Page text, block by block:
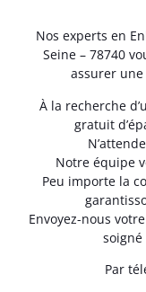
Nos experts en
Seine – 78740
assurer
À la recherche
gratuit
Notre équipe
Peu importe la
Envoyez-nous
Par